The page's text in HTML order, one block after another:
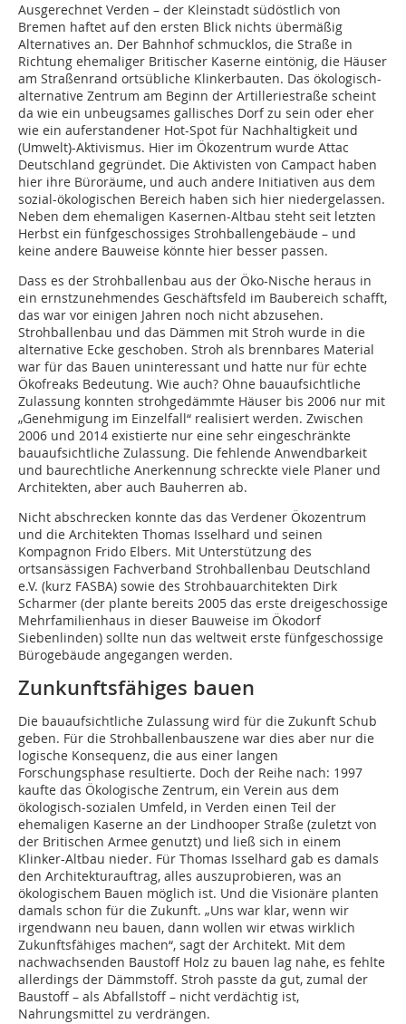
Ausgerechnet Verden – der Kleinstadt südöstlich von
Bremen haftet auf den ersten Blick nichts übermäßig
Alternatives an. Der Bahnhof schmucklos, die Straße in
Richtung ehemaliger Britischer Kaserne eintönig, die Häuser
am Straßenrand ortsübliche Klinkerbauten. Das ökologisch-
alternative Zentrum am Beginn der Artilleriestraße scheint
da wie ein unbeugsames gallisches Dorf zu sein oder eher
wie ein auferstandener Hot-Spot für Nachhaltigkeit und
(Umwelt)-Aktivismus. Hier im Ökozentrum wurde Attac
Deutschland gegründet. Die Aktivisten von Campact haben
hier ihre Büroräume, und auch andere Initiativen aus dem
sozial-ökologischen Bereich haben sich hier niedergelassen.
Neben dem ehemaligen Kasernen-Altbau steht seit letzten
Herbst ein fünfgeschossiges Strohballengebäude – und
keine andere Bauweise könnte hier besser passen.
Dass es der Strohballenbau aus der Öko-Nische heraus in
ein ernstzunehmendes Geschäftsfeld im Baubereich schafft,
das war vor einigen Jahren noch nicht abzusehen.
Strohballenbau und das Dämmen mit Stroh wurde in die
alternative Ecke geschoben. Stroh als brennbares Material
war für das Bauen uninteressant und hatte nur für echte
Ökofreaks Bedeutung. Wie auch? Ohne bauaufsichtliche
Zulassung konnten strohgedämmte Häuser bis 2006 nur mit
„Genehmigung im Einzelfall“ realisiert werden. Zwischen
2006 und 2014 existierte nur eine sehr eingeschränkte
bauaufsichtliche Zulassung. Die fehlende Anwendbarkeit
und baurechtliche Anerkennung schreckte viele Planer und
Architekten, aber auch Bauherren ab.
Nicht abschrecken konnte das das Verdener Ökozentrum
und die Architekten Thomas Isselhard und seinen
Kompagnon Frido Elbers. Mit Unterstützung des
ortsansässigen Fachverband Strohballenbau Deutschland
e.V. (kurz FASBA) sowie des Strohbauarchitekten Dirk
Scharmer (der plante bereits 2005 das erste dreigeschossige
Mehrfamilienhaus in dieser Bauweise im Ökodorf
Siebenlinden) sollte nun das weltweit erste fünfgeschossige
Bürogebäude angegangen werden.
Zunkunftsfähiges bauen
Die bauaufsichtliche Zulassung wird für die Zukunft Schub
geben. Für die Strohballenbauszene war dies aber nur die
logische Konsequenz, die aus einer langen
Forschungsphase resultierte. Doch der Reihe nach: 1997
kaufte das Ökologische Zentrum, ein Verein aus dem
ökologisch-sozialen Umfeld, in Verden einen Teil der
ehemaligen Kaserne an der Lindhooper Straße (zuletzt von
der Britischen Armee genutzt) und ließ sich in einem
Klinker-Altbau nieder. Für Thomas Isselhard gab es damals
den Architekturauftrag, alles auszuprobieren, was an
ökologischem Bauen möglich ist. Und die Visionäre planten
damals schon für die Zukunft. „Uns war klar, wenn wir
irgendwann neu bauen, dann wollen wir etwas wirklich
Zukunftsfähiges machen“, sagt der Architekt. Mit dem
nachwachsenden Baustoff Holz zu bauen lag nahe, es fehlte
allerdings der Dämmstoff. Stroh passte da gut, zumal der
Baustoff – als Abfallstoff – nicht verdächtig ist,
Nahrungsmittel zu verdrängen.